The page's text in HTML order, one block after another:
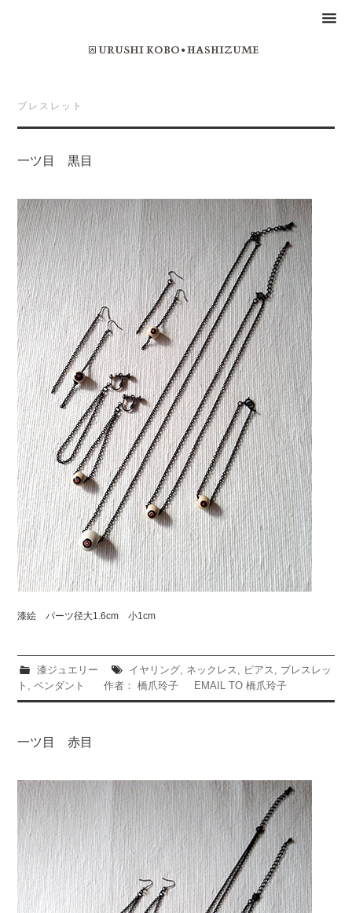
ブレスレット
一ツ目 黒目
漆絵 パーツ径大1.6cm 小1cm
漆ジュエリー イヤリング, ネックレス , ピアス , ブレスレッ
ト ,ペンダント 作者： 橋爪玲子 EMAIL TO 橋爪玲子
一ツ目 赤目